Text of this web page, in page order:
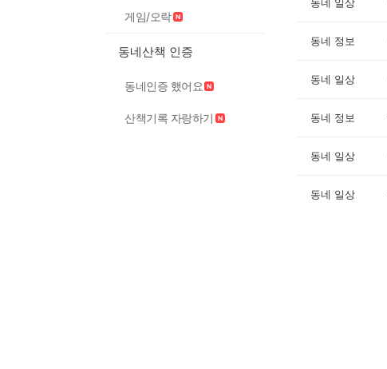
게임/오락
동네산책 인증
동네인증 했어요
산책기록 자랑하기
동네 정보
동네 일상
동네 정보
동네 일상
동네 일상